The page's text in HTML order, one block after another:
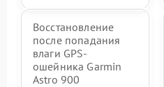
Восстановление
после попадания
влаги GPS-
ошейника Garmin
Astro 900